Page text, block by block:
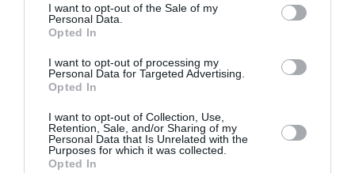
I want to opt-out of the Sale of my
Personal Data.
Opted In
I want to opt-out of processing my
Personal Data for Targeted Advertising.
Opted In
I want to opt-out of Collection, Use,
Retention, Sale, and/or Sharing of my
Personal Data that Is Unrelated with the
Purposes for which it was collected.
Opted In
Προπώληση: gazarte, viva, 11876, Public, Seven Spots,
Παπασωτηρίου, Ιανός
Ακολουθήστε το Culturenow.gr στο
μάθετε πρώτοι όλες τις ειδήσεις
Δείτε όλα τατελευταία νέαγια την Τέχνη και τον
Πολιτισμό στο